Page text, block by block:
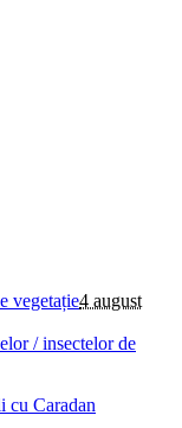
vegetație4 august
/ insectelor de